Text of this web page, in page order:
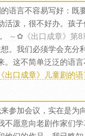
的语言不容易写好：既
活泼，很不好办。孩
～✿《出口成章》第
。我们必须学会充分
。这不简单泛泛的语
出口成章》儿童剧的语
来参加会议，实在是为
不愿意向老剧作家们